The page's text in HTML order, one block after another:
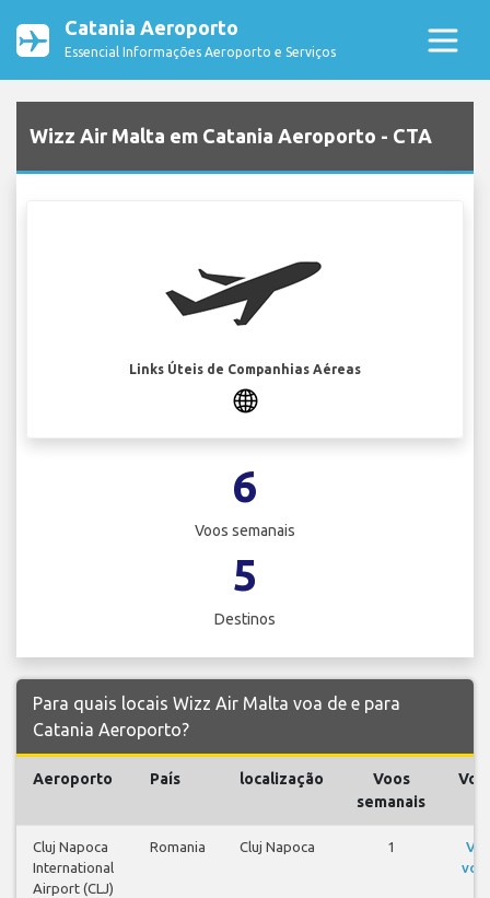
Catania Aeroporto
Essencial Informações Aeroporto e Serviços
Wizz Air Malta em Catania Aeroporto - CTA
Links Úteis de Companhias Aéreas
6
Voos semanais
5
Destinos
Para quais locais Wizz Air Malta voa de e para
Catania Aeroporto?
Aeroporto País localização
Voos
semanais
Cluj Napoca
International
Airport (CLJ)
Romania Cluj Napoca 1
Ver